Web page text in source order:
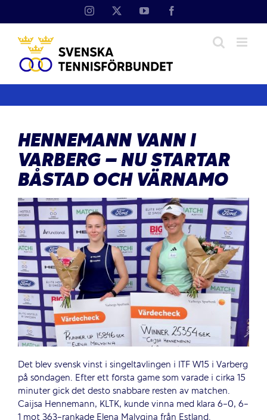
Instagram YouTube
HENNEMANN VANN I
VARBERG – NU STARTAR
BÅSTAD OCH VÄRNAMO
Det blev svensk vinst i singeltävlingen i ITF W15 i Varberg
på söndagen. Efter ett första game som varade i cirka 15
minuter gick det desto snabbare resten av matchen.
Caijsa Hennemann, KLTK, kunde vinna med klara 6-0, 6-